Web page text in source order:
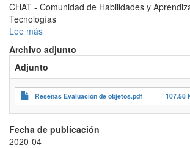
CHAT - Comunidad de Habilidades y
Tecnologías
Lee más
Reseñas
Evaluación
de
objetos
de
aprendizaje:
Manual
de
Archivo adjunto
Adjunto
Reseñas Evaluación de objetos.pdf 107.58
Fecha de publicación
2020-04